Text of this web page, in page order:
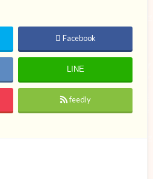
Facebook
LINE
feedly